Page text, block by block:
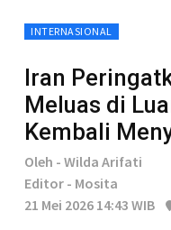
INTERNASIONAL
Iran
Meluas di
Kembali
Oleh - Wilda Arifati
Editor - Mosita
21 Mei 2026 14:43 WIB